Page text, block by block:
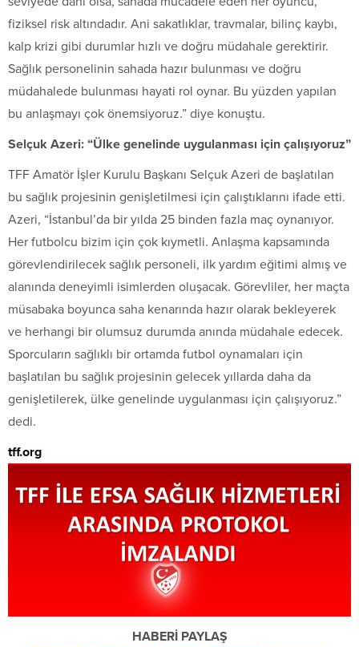
fiziksel risk altındadır. Ani sakatlıklar, travmalar, bilinç kaybı,
kalp krizi gibi durumlar hızlı ve doğru müdahale gerektirir.
Sağlık personelinin sahada hazır bulunması ve doğru
müdahalede bulunması hayati rol oynar. Bu yüzden yapılan
bu anlaşmayı çok önemsiyoruz.” diye konuştu.
Selçuk Azeri: “Ülke genelinde uygulanması için çalışıyoruz”
TFF Amatör İşler Kurulu Başkanı Selçuk Azeri de başlatılan
bu sağlık projesinin genişletilmesi için çalıştıklarını ifade etti.
Azeri, “İstanbul’da bir yılda 25 binden fazla maç oynanıyor.
Her futbolcu bizim için çok kıymetli. Anlaşma kapsamında
görevlendirilecek sağlık personeli, ilk yardım eğitimi almış ve
alanında deneyimli isimlerden oluşacak. Görevliler, her maçta
müsabaka boyunca saha kenarında hazır olarak bekleyerek
ve herhangi bir olumsuz durumda anında müdahale edecek.
Sporcuların sağlıklı bir ortamda futbol oynamaları için
başlatılan bu sağlık projesinin gelecek yıllarda daha da
genişletilerek, ülke genelinde uygulanması için çalışıyoruz.”
dedi.
tff.org
HABERİ PAYLAŞ